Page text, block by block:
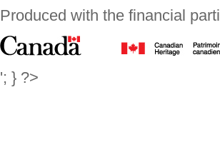
Produced with the financial
'; } ?>